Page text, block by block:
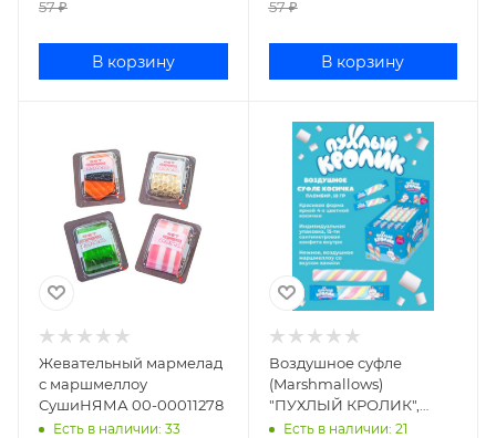
57₽
В корзину
57₽
В корзину
Жевательный мармелад
с маршмеллоу
СушиНЯМА 00-00011278
Есть в наличии: 33
Воздушное суфле
(Marshmallows)
"ПУХЛЫЙ КРОЛИК",
пломбир ПК/КМ1
Есть в наличии: 21